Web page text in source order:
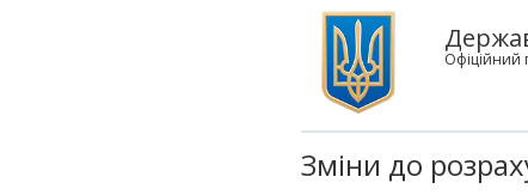
Офіційний
Зміни до